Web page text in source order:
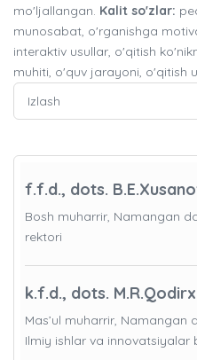
mo'ljallangan. Kalit so'zlar:
munosabat, o'rganishga
interaktiv usullar, o'qitish
muhiti, o'quv jarayoni, o'qitish
f.f.d., dots.
Bosh muharrir, Namangan
rektori
k.f.d., dots.
Mas’ul muharrir,
Ilmiy ishlar va innovatsiyalar